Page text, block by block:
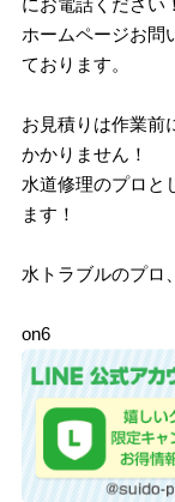
にお電話ください！
ホームページお問
ております。
お見積りは作業前
かかりません！
水道修理のプロと
ます！
水トラブルのプロ
on6